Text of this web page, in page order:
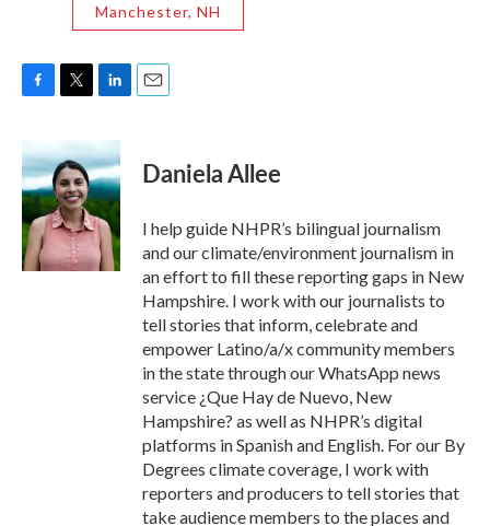
Manchester, NH
F
c
e
b
o
o
k
T
i
t
t
e
r
L
n
k
e
d
I
n
E
Daniela Allee
I help guide NHPR’s bilingual journalism
and our climate/environment journalism in
an effort to fill these reporting gaps in New
Hampshire. I work with our journalists to
tell stories that inform, celebrate and
empower Latino/a/x community members
in the state through our WhatsApp news
service ¿Que Hay de Nuevo, New
Hampshire? as well as NHPR’s digital
platforms in Spanish and English. For our By
Degrees climate coverage, I work with
reporters and producers to tell stories that
take audience members to the places and